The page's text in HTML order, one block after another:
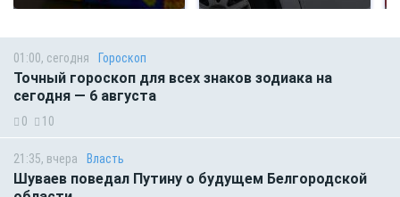
01:00, сегодня Гороскоп
Точный гороскоп для всех знаков зодиака на
сегодня — 6 августа
0 10
21:35, вчера Власть
Шуваев поведал Путину о будущем Белгородской